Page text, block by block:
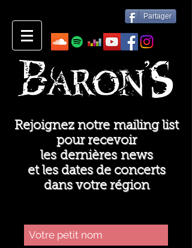
Partager
Rejoignez notre mailing list
pour recevoir
les dernières news
et les dates de concerts
dans votre région